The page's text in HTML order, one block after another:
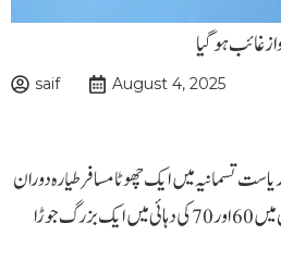
غائب ہوگیا
saif August 4, 2025
تسمانیہ میں ایک چھوٹا مسافر طیارہ دوران
پرواز پراسرار طور پر لاپتہ ہو گیا جس میں 60 اور 70 کی دہائی میں ایک بزرگ جوڑا